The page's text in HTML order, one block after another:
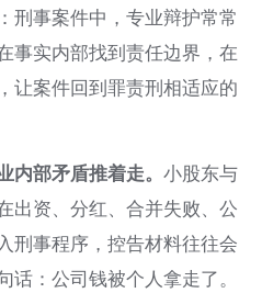
刑事案件中，专业辩护常常
事实内部找到责任边界，在
让案件回到罪责刑相适应的
部矛盾推着走。 小股东与
出资、分红、合并失败、公
刑事程序，控告材料往往会
：公司钱被个人拿走了。